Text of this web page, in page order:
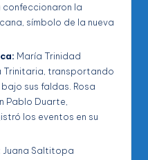
confeccionaron la
símbolo de la nueva
María Trinidad
Trinitaria, transportando
sus faldas. Rosa
Pablo Duarte,
los eventos en su
Juana Saltitopa